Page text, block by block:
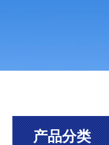
产品分类